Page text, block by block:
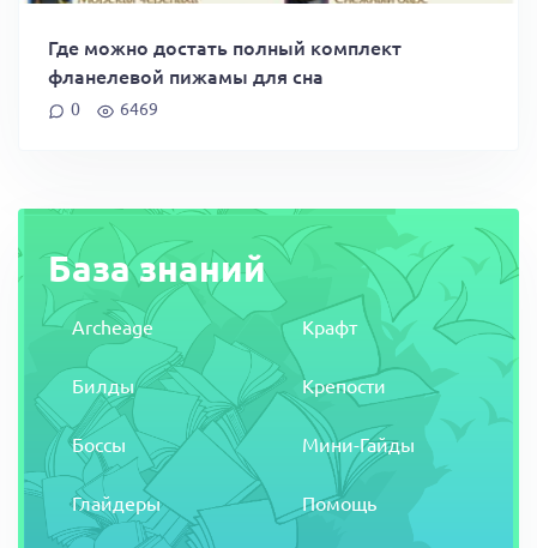
Где можно достать полный комплект
фланелевой пижамы для сна
0 6469
База знаний
Archeage
Билды
Боссы
Глайдеры
Крафт
Крепости
Мини-Гайды
Помощь